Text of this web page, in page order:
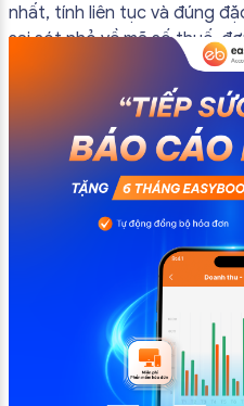
nhất, tính liên tục và đúng
sai sót nhỏ về mã số thuế,
ảnh hưởng đến quá trình
toán có thể tham khảo […]